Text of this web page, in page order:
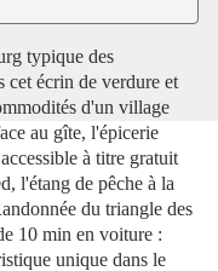
typique des
cet écrin de verdure et
d'un village
au gîte, l'épicerie
à titre gratuit
l'étang de pêche à la
du triangle des
10 min en voiture :
unique dans le